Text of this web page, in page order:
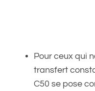
Pour ceux qui
transfert
C50 se pose